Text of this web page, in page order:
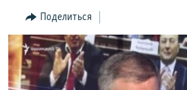
КУЛЬТУРА
СПОРТ
АРХИВ
Поделиться